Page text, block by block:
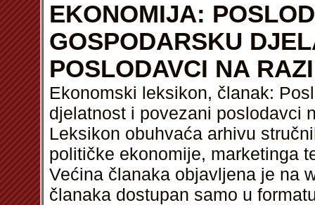
EKONOMIJA:
GOSPODARSKU
POSLODAVCI NA
Ekonomski leksikon, članak:
djelatnost i povezani poslodavci
Leksikon obuhvaća arhivu
političke ekonomije, marketinga
Većina članaka objavljena je na
članaka dostupan samo u